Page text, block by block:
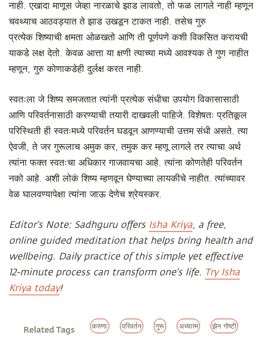
नाही. एखादा माणूस जेव्हा नारळाचे झाड लावतो, तो फळ लागले नाही म्हणून
चवथ्याच आठवड्यात ते झाड उखडून टाकत नाही. तसेच गुरु
प्रत्येक शिष्याची क्षमता ओळखतो आणि ती पूर्णपणे कशी विकसित करायची
याकडे लक्ष देतो. केवळ आत्ता या क्षणी त्याच्या मध्ये आवश्यक ते गुण नाहीत
म्हणून, गुरु कोणाकडेही दुर्लक्ष करत नाही.
स्वतःला जे शिष्य समजतात त्यांनी प्रत्येक संधीचा उपयोग विकासासाठी
आणि परिवर्तनासाठी करण्याची तयारी दाखवली पाहिजे. विशेषतः प्रतिकूल
परिस्थिती ही स्वतःमध्ये परिवर्तन घडवून आणण्याची उत्तम संधी असते. त्या
ऐवजी, ते जर गुरूलाच अमुक कर, तमुक कर म्हणू लागले तर त्याचा अर्थ
त्यांना फक्त स्वतःचा अधिकार गाजवायचा आहे. त्यांना कोणतेही परिवर्तन
नको आहे. अशी लोकं शिष्य म्हणवून घेण्याच्या लायकीचे नाहीत. त्यांच्यावर
वेळ घालवण्यापेक्षा त्यांना जाऊ देणेच श्रेयस्कर.
Editor’s Note: Sadhguru offers Isha Kriya, a free,
online guided meditation that helps bring health and
wellbeing. Daily practice of this simple yet effective
12-minute process can transform one's life. Try Isha
Kriya today!
Related Tags करुणा परिवर्तन गुरू अध्यात्म झेन गोष्टी